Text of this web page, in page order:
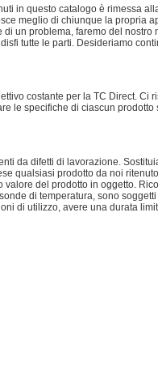
in questo catalogo è rimessa
meglio di chiunque la propria
di un problema, faremo del nostro
tutte le parti. Desideriamo
costante per la TC Direct. Ci
le specifiche di ciascun prodotto
da difetti di lavorazione.
qualsiasi prodotto da noi
del prodotto in oggetto.
di temperatura, sono
di utilizzo, avere una durata